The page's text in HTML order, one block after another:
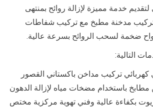
خدمة مميزة لإزالة روائح بمنتهى
مدخنة مطبخ مع تركيب شفاطات
ضخمة لسحب الروائح بسرعة عالية.
التالية:
كهربائي تركيب مداخن باكستاني القصور
باستخدام مضخات مياه لإزالة الدهون
بكفاءة عالية وفني تهوية مركزية مختص